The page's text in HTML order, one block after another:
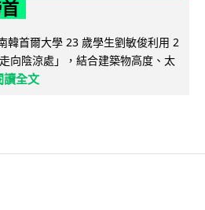
韓首爾大學 23 歲學生劉敏俊利用 2
向陰涼處」，結合建築物高度、太
讀全文